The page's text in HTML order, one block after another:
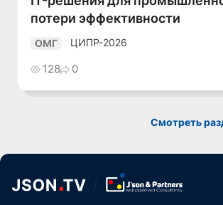
потери эффективности
ОМГ ЦИПР-2026
128 0
Смотреть